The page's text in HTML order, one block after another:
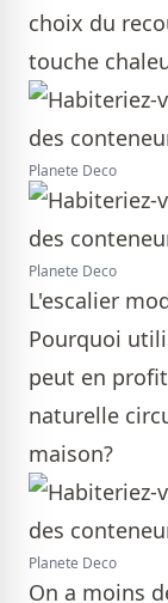
choix du
touche
Planete Deco
Planete Deco
L'escalier
Pourquoi
peut en
naturelle
maison?
Planete Deco
On a moins